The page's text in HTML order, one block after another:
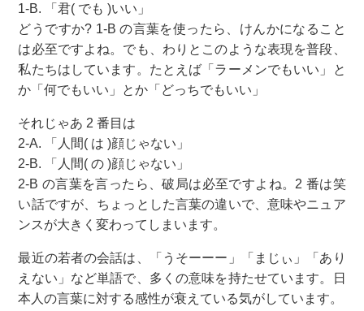
1-B. 「君( でも )いい」
どうですか? 1-B の言葉を使ったら、けんかになること
は必至ですよね。でも、わりとこのような表現を普段、
私たちはしています。たとえば「ラーメンでもいい」と
か「何でもいい」とか「どっちでもいい」
それじゃあ 2 番目は
2-A. 「人間( は )顔じゃない」
2-B. 「人間( の )顔じゃない」
2-B の言葉を言ったら、破局は必至ですよね。2 番は笑
い話ですが、ちょっとした言葉の違いで、意味やニュア
ンスが大きく変わってしまいます。
最近の若者の会話は、「うそーーー」「まじぃ」「あり
えない」など単語で、多くの意味を持たせています。日
本人の言葉に対する感性が衰えている気がしています。